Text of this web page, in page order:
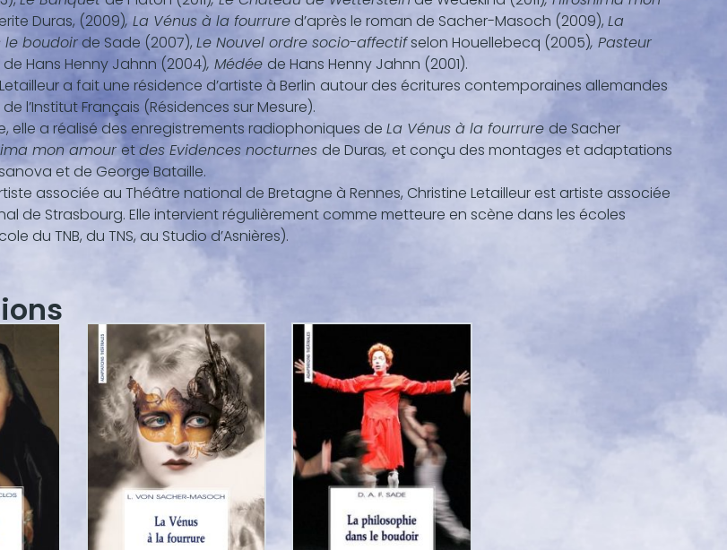
Duras, (2009), La Vénus à la fourrure d’après le roman de Sacher-Masoch (2009), La
le boudoirde Sade (2007), Le Nouvel ordre socio-affectifselon Houellebecq (2005), Pasteur
de Hans Henny Jahnn (2004), Médée de Hans Henny Jahnn (2001).
a fait une résidence d’artiste à Berlin autour des écritures contemporaines allemandes
l’Institut Français (Résidences sur Mesure).
elle a réalisé des enregistrements radiophoniques de La Vénus à la fourrure de Sacher
mon amour etdes Evidences nocturnes de Duras, et conçu des montages et adaptations
et de George Bataille.
associée au Théâtre national de Bretagne à Rennes, Christine Letailleur est artiste associée
de Strasbourg. Elle intervient régulièrement comme metteure en scène dans les écoles
du TNB, du TNS, au Studio d’Asnières).